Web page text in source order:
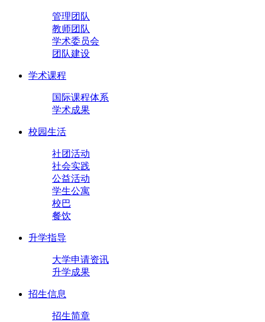
管理团队
教师团队
学术委员会
团队建设
学术课程
国际课程体系
学术成果
校园生活
社团活动
社会实践
公益活动
学生公寓
校巴
餐饮
升学指导
大学申请资讯
升学成果
招生信息
招生简章